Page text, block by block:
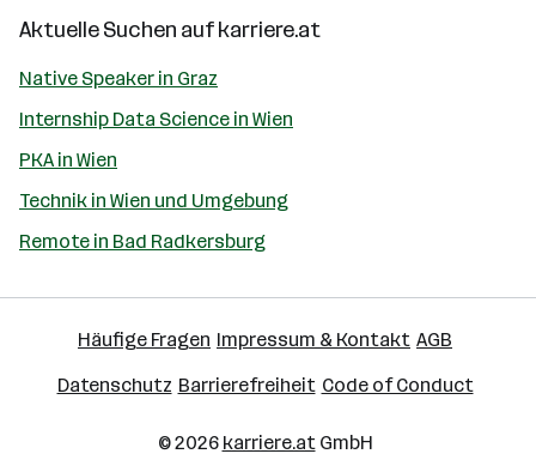
Aktuelle Suchen aufkarriere.at
Native Speaker in Graz
Internship Data Science in Wien
PKA in Wien
Technik in Wien und Umgebung
Remote in Bad Radkersburg
Häufige Fragen Impressum & Kontakt AGB
Datenschutz Barrierefreiheit Code of Conduct
© 2026 karriere.atGmbH